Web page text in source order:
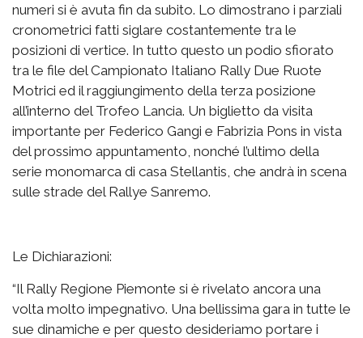
numeri si è avuta fin da subito. Lo dimostrano i parziali
cronometrici fatti siglare costantemente tra le
posizioni di vertice. In tutto questo un podio sfiorato
tra le file del Campionato Italiano Rally Due Ruote
Motrici ed il raggiungimento della terza posizione
all’interno del Trofeo Lancia. Un biglietto da visita
importante per Federico Gangi e Fabrizia Pons in vista
del prossimo appuntamento, nonché l’ultimo della
serie monomarca di casa Stellantis, che andrà in scena
sulle strade del Rallye Sanremo.
Le Dichiarazioni:
“Il Rally Regione Piemonte si è rivelato ancora una
volta molto impegnativo. Una bellissima gara in tutte le
sue dinamiche e per questo desideriamo portare i